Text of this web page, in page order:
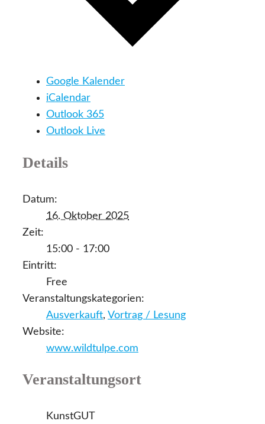
Google Kalender
iCalendar
Outlook 365
Outlook Live
Details
Datum:
16. Oktober 2025
Zeit:
15:00 - 17:00
Eintritt:
Free
Veranstaltungskategorien:
Ausverkauft, Vortrag / Lesung
Website:
www.wildtulpe.com
Veranstaltungsort
KunstGUT